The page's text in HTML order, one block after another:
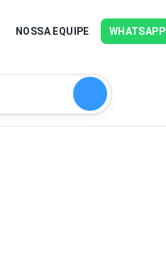
NOSSA EQUIPE WHATSAPP